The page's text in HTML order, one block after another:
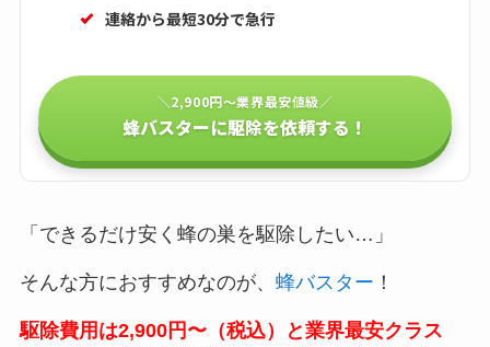
連絡から最短30分で急行
＼2,900円〜業界最安値級／
蜂バスターに駆除を依頼する！
「できるだけ安く蜂の巣を駆除したい…」
そんな方におすすめなのが、 蜂バスター ！
駆除費用は2,900円〜（税込）と業界最安クラス